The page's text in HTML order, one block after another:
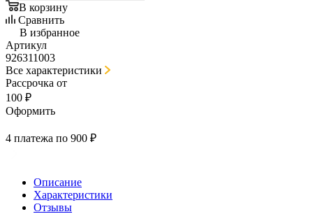
В корзину
Сравнить
В избранное
Артикул
926311003
Все характеристики
Рассрочка от
100 ₽
Оформить
4 платежа по 900 ₽
Описание
Характеристики
Отзывы